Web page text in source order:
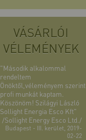
VÁSÁRLÓI
VÉLEMÉNYEK
"Második alkalommal
rendeltem
Önöktől,véleményem szerint
profi munkát kaptam.
Köszönöm! Szilágyi László
Sollight Energia Esco Kft"
/Sollight Energy Esco Ltd./
Budapest - III. kerület, 2019-
02-22